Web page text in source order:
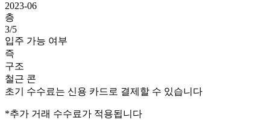
2023-06
층
3/5
입주 가능 여부
즉
구조
철근 콘
초기 수수료는 신용 카드로 결제할 수 있습니다
*추가 거래 수수료가 적용됩니다